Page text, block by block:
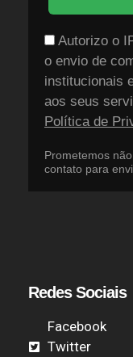
Autorizo o
o envio de
institucionais
aos seus
Política de
Prometemos
contato para
Redes Sociais
Facebook
Twitter